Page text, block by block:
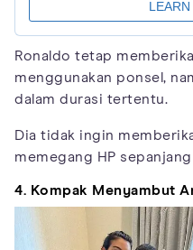
Ronaldo tetap
menggunakan ponsel,
dalam durasi tertentu.
Dia tidak ingin
memegang HP
4. Kompak Menyambut